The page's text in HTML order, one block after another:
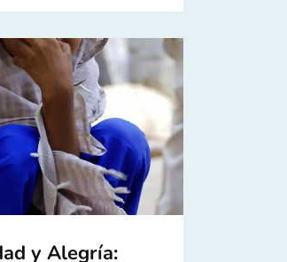
y Alegría: